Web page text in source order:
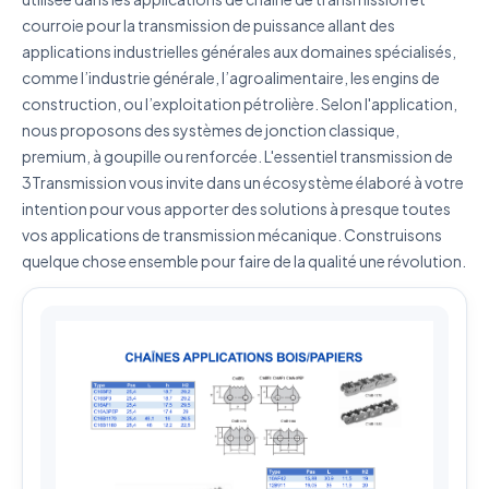
courroie pour la transmission de puissance allant des
applications industrielles générales aux domaines spécialisés,
comme l’industrie générale, l’agroalimentaire, les engins de
construction, ou l’exploitation pétrolière. Selon l'application,
nous proposons des systèmes de jonction classique,
premium, à goupille ou renforcée. L'essentiel transmission de
3Transmission vous invite dans un écosystème élaboré à votre
intention pour vous apporter des solutions à presque toutes
vos applications de transmission mécanique. Construisons
quelque chose ensemble pour faire de la qualité une révolution.
J'accepte que mes données soient utilisées pour traiter
Politique de confidentialité
Envoyer ma demande de devis
Vos données sont protégées et ne seront jamais
partagées